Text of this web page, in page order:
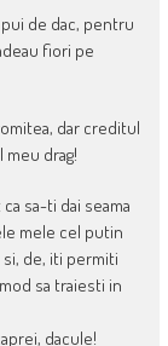
de dac, pentru
fiori pe
dar creditul
drag!
sa-ti dai seama
mele cel putin
si, de, iti permiti
sa traiesti in
dacule!